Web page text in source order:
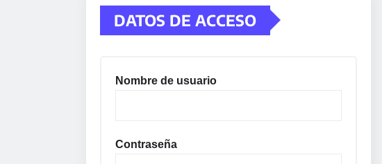
DATOS DE ACCESO
Nombre de usuario
Contraseña